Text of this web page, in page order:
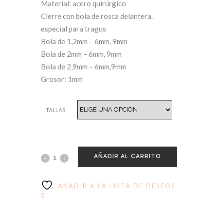
Material: acero quirúrgico
Cierre con bola de rosca delantera.
especial para tragus
Bola de 1,2mm – 6mm, 9mm
Bola de 2mm – 6mm, 9mm
Bola de 2,9mm – 6mm,9mm
Grosor: 1mm
TALLAS
AÑADIR AL CARRITO
AÑADIR A LA LISTA DE DESEOS